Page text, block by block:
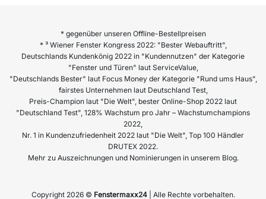
* gegenüber unseren Offline-Bestellpreisen
* ³ Wiener Fenster Kongress 2022: "Bester Webauftritt",
Deutschlands Kundenkönig 2022 in "Kundennutzen" der Kategorie
"Fenster und Türen" laut ServiceValue,
"Deutschlands Bester" laut Focus Money der Kategorie "Rund ums Haus",
fairstes Unternehmen laut Deutschland Test,
Preis-Champion laut "Die Welt", bester Online-Shop 2022 laut
"Deutschland Test", 128% Wachstum pro Jahr – Wachstumchampions
2022,
Nr. 1 in Kundenzufriedenheit 2022 laut "Die Welt", Top 100 Händler
DRUTEX 2022.
Mehr zu Auszeichnungen und Nominierungen in unserem Blog.
Copyright 2026 © Fenstermaxx24| Alle Rechte vorbehalten.